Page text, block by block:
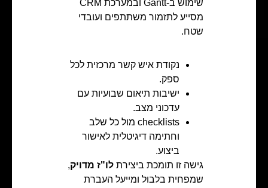
שימוש ב-Gantt ובמערכת CRM
מסייע לתזמור משתתפים ועובדי
שטח.
נקודת איש קשר מרכזית לכל
ספק.
ישיבות תיאום שבועיות עם
עדכוני מצב.
checklists מול כל שלב
וחתימה דיגיטלית לאישור
ביצוע.
גישה זו תומכת ביצירת לו"ז מדויק,
שמפחית בלבול ומייעל העברת